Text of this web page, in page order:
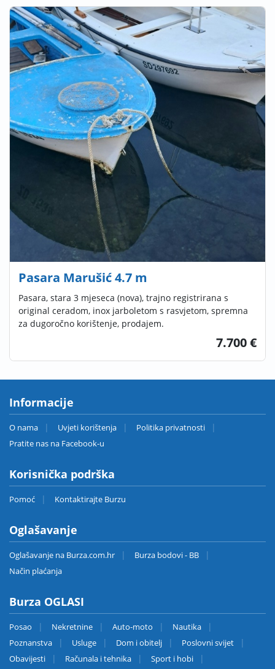
Pasara Marušić 4.7 m
Pasara, stara 3 mjeseca (nova), trajno registrirana s
original ceradom, inox jarboletom s rasvjetom, spremna
za dugoročno korištenje, prodajem.
7.700 €
Informacije
O nama Uvjeti korištenja
Politika privatnosti
Pratite nas na Facebook-u
Korisnička podrška
Pomoć Kontaktirajte Burzu
Oglašavanje
Oglašavanje na Burza.com.hr
Burza bodovi - BB
Način plaćanja
Burza OGLASI
Posao Nekretnine Auto-moto
Nautika
Poznanstva
Usluge Dom i obitelj
Poslovni svijet
Obavijesti
Računala i tehnika Sport i hobi